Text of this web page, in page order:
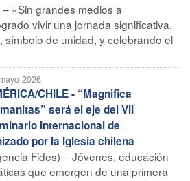
«Sin grandes medios a
vivir una jornada significativa,
símbolo de unidad, y celebrando el
2026
CHILE - “Magnifica
será el eje del VII
Internacional de
por la Iglesia chilena
Fides) – Jóvenes, educación
que emergen de una primera